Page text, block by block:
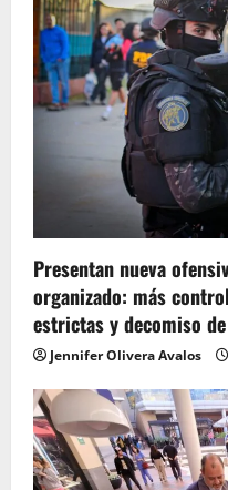
Presentan nueva
organizado: más
estrictas y decomiso
Jennifer Olivera Avalos